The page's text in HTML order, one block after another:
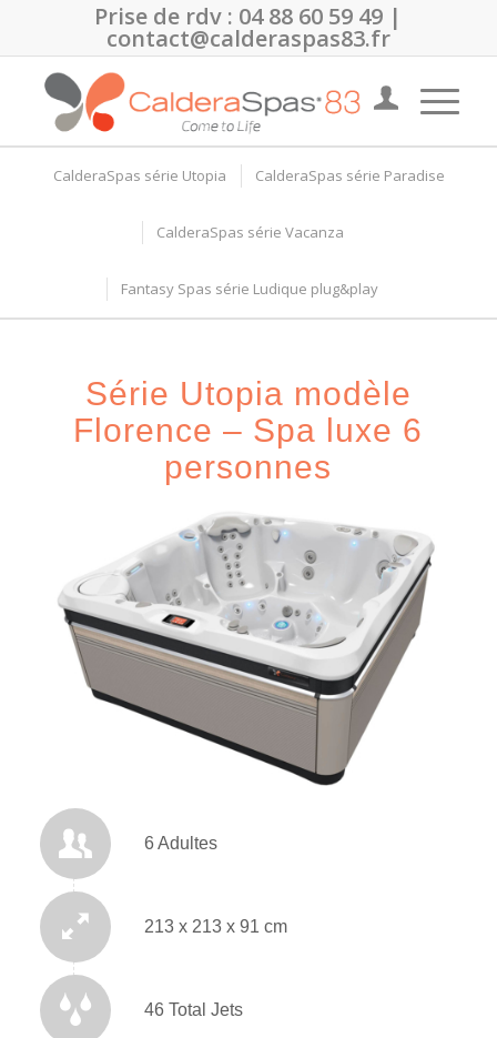
Prise de rdv : 04 88 60 59 49 |
contact@calderaspas83.fr
CalderaSpas série Utopia CalderaSpas série Paradise
CalderaSpas série Vacanza
Fantasy Spas série Ludique plug&play
Série Utopia modèle
Florence – Spa luxe 6
personnes
6 Adultes
213 x 213 x 91 cm
46 Total Jets